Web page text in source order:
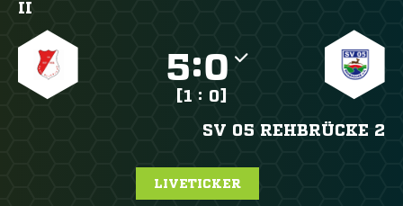
:
[1 : 0]
SV 05 REHBRÜCKE 2
LIVETICKER